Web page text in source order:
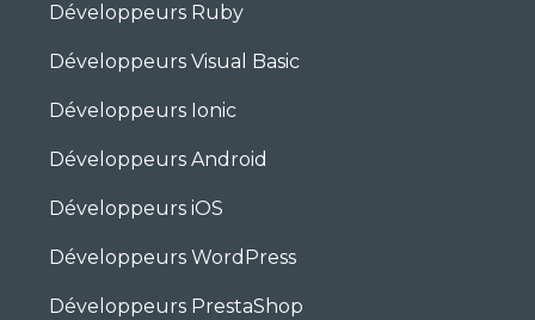
Développeurs Ruby
Développeurs Visual Basic
Développeurs Ionic
Développeurs Android
Développeurs iOS
Développeurs WordPress
Développeurs PrestaShop